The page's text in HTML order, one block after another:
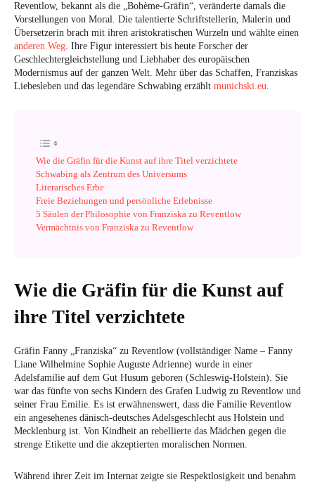
Reventlow, bekannt als die „Bohème-Gräfin“, veränderte damals die
Vorstellungen von Moral. Die talentierte Schriftstellerin, Malerin und
Übersetzerin brach mit ihren aristokratischen Wurzeln und wählte einen
anderen Weg. Ihre Figur interessiert bis heute Forscher der
Geschlechtergleichstellung und Liebhaber des europäischen
Modernismus auf der ganzen Welt. Mehr über das Schaffen, Franziskas
Liebesleben und das legendäre Schwabing erzählt munichski.eu.
Wie die Gräfin für die Kunst auf ihre Titel verzichtete
Schwabing als Zentrum des Universums
Literarisches Erbe
Freie Beziehungen und persönliche Erlebnisse
5 Säulen der Philosophie von Franziska zu Reventlow
Vermächtnis von Franziska zu Reventlow
Wie die Gräfin für die Kunst auf
ihre Titel verzichtete
Gräfin Fanny „Franziska“ zu Reventlow (vollständiger Name – Fanny
Liane Wilhelmine Sophie Auguste Adrienne) wurde in einer
Adelsfamilie auf dem Gut Husum geboren (Schleswig-Holstein). Sie
war das fünfte von sechs Kindern des Grafen Ludwig zu Reventlow und
seiner Frau Emilie. Es ist erwähnenswert, dass die Familie Reventlow
ein angesehenes dänisch-deutsches Adelsgeschlecht aus Holstein und
Mecklenburg ist. Von Kindheit an rebellierte das Mädchen gegen die
strenge Etikette und die akzeptierten moralischen Normen.
Während ihrer Zeit im Internat zeigte sie Respektlosigkeit und benahm